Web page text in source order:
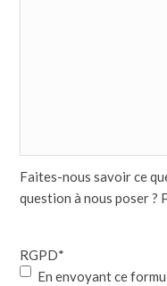
Faites-nous savoir ce
question à nous poser ?
RGPD*
En envoyant ce